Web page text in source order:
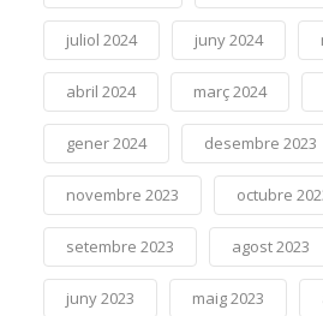
juliol 2024 juny 2024
abril 2024 març 2024
gener 2024 desembre 2023
novembre 2023 octubre
setembre 2023 agost 2023
juny 2023 maig 2023